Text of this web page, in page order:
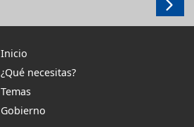
Inicio
¿Qué necesitas?
Temas
Gobierno